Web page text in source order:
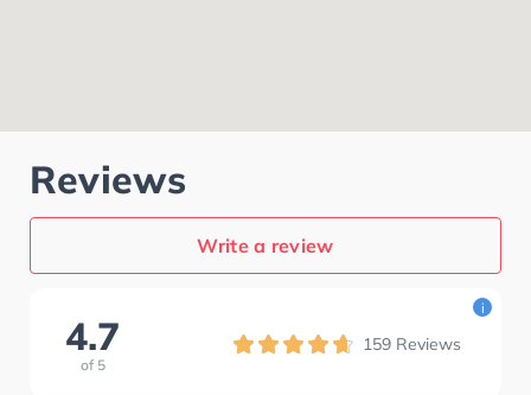
Reviews
Write a review
4.7
of 5
159 Reviews
i